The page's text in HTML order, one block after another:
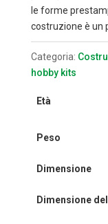
le forme
costruzione è un
Categoria:
hobby kits
Età
Peso
Dimensione
Dimensione